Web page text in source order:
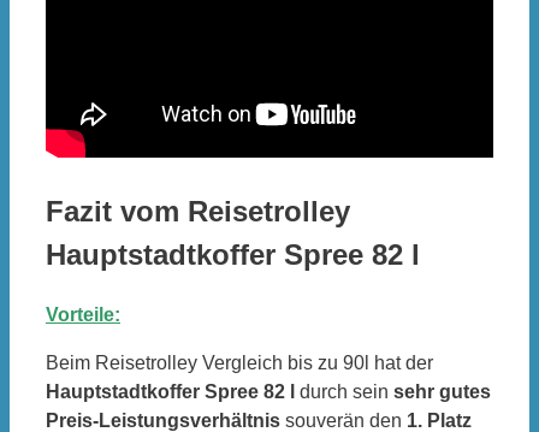
Fazit vom Reisetrolley
Hauptstadtkoffer Spree 82 l
Vorteile:
Beim Reisetrolley Vergleich bis zu 90l hat der
Hauptstadtkoffer Spree 82 l
durch sein sehr gutes
Preis-Leistungsverhältnis souverän den 1. Platz